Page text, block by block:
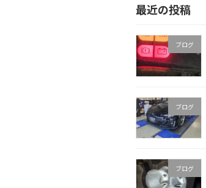
最近の投稿
ブログ
ブログ
ブログ